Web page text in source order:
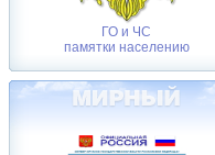
ГО и ЧС
памятки населению